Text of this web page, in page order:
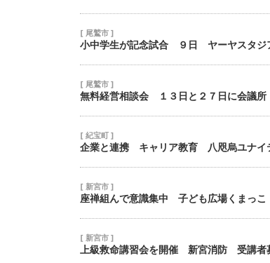
[ 尾鷲市 ]
小中学生が記念試合 ９日 ヤーヤスタジ
[ 尾鷲市 ]
無料経営相談会 １３日と２７日に会議所
[ 紀宝町 ]
企業と連携 キャリア教育 八咫烏ユナイ
[ 新宮市 ]
座禅組んで意識集中 子ども広場くまっ
[ 新宮市 ]
上級救命講習会を開催 新宮消防 受講者